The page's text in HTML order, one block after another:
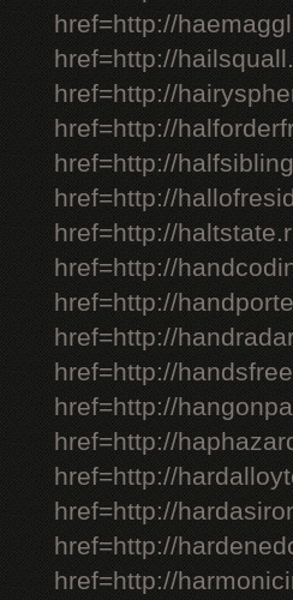
href=http://
href=http://
href=http://
href=http://
href=http://
href=http://
href=http://
href=http://
href=http://
href=http://
href=http://
href=http://
href=http://
href=http://
href=http://
href=http://
href=http://